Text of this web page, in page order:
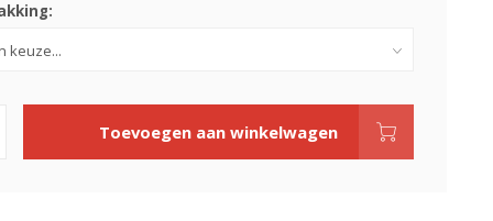
Toevoegen aan winkelwagen